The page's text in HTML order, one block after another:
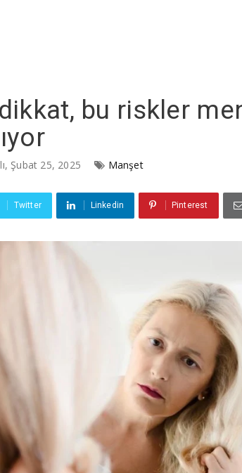
bu riskler
Şubat 25, 2025 Manşet
Twitter Linkedin Pinterest